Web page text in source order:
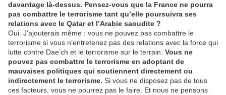
davantage là-dessus. Pensez-vous que la France ne pourra
pas combattre le terrorisme tant qu’elle poursuivra ses
relations avec le Qatar et l’Arabie saoudite ?
Oui. J’ajouterais même : vous ne pouvez pas combattre le
terrorisme si vous n’entretenez pas des relations avec la force qui
lutte contre Dae’ch et le terrorisme sur le terrain. Vous ne
pouvez pas combattre le terrorisme en adoptant de
mauvaises politiques qui soutiennent directement ou
indirectement le terrorisme. Si vous ne disposez pas de tous
ces facteurs, vous ne pourrez pas le faire. Et nous ne pensons